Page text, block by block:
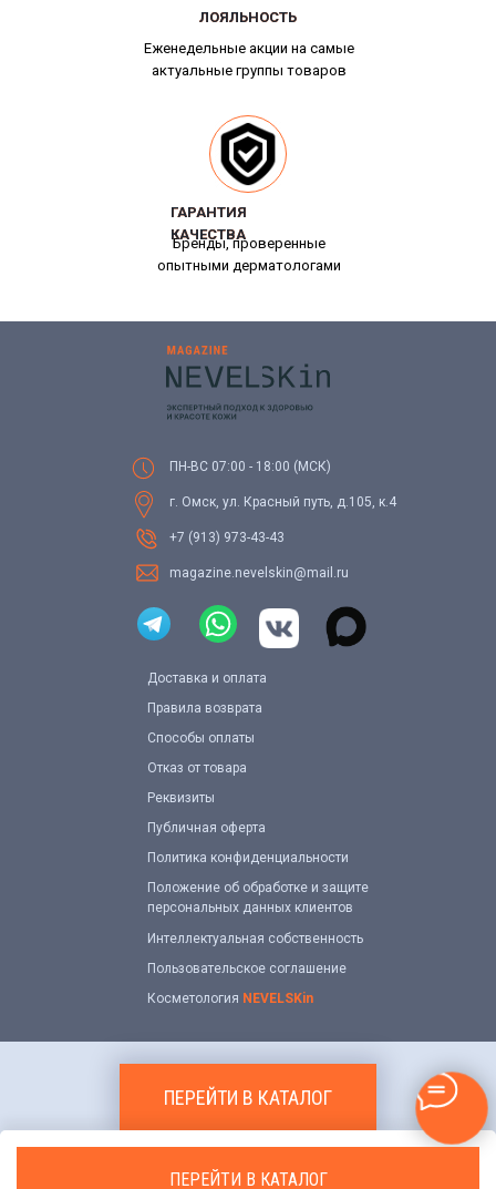
Добавить в корзину
Еженедельные акции на самые
актуальные группы товаров
ЛОЯЛЬНОСТЬ
ЛОЯЛЬНОСТЬ
Бренды, проверенные
опытными дерматологами
ГАРАНТИЯ
КАЧЕСТВА
ГАРАНТИЯ
КАЧЕСТВА
г. Омск, ул. Красный путь, д.105, к.4
+7 (913) 973-43-43
magazine.nevelskin@mail.ru
Политика конфиденциальности
Отказ от товара
Пользовательское соглашение
Реквизиты
Способы оплаты
Положение об обработке и защите
персональных данных клиентов
Интеллектуальная собственность
Публичная оферта
Доставка и оплата
Правила возврата
ПН-ВС 07:00 - 18:00 (МСК)
Косметология NEVELSKin
ПЕРЕЙТИ В КАТАЛОГ
ПЕРЕЙТИ В КАТАЛОГ